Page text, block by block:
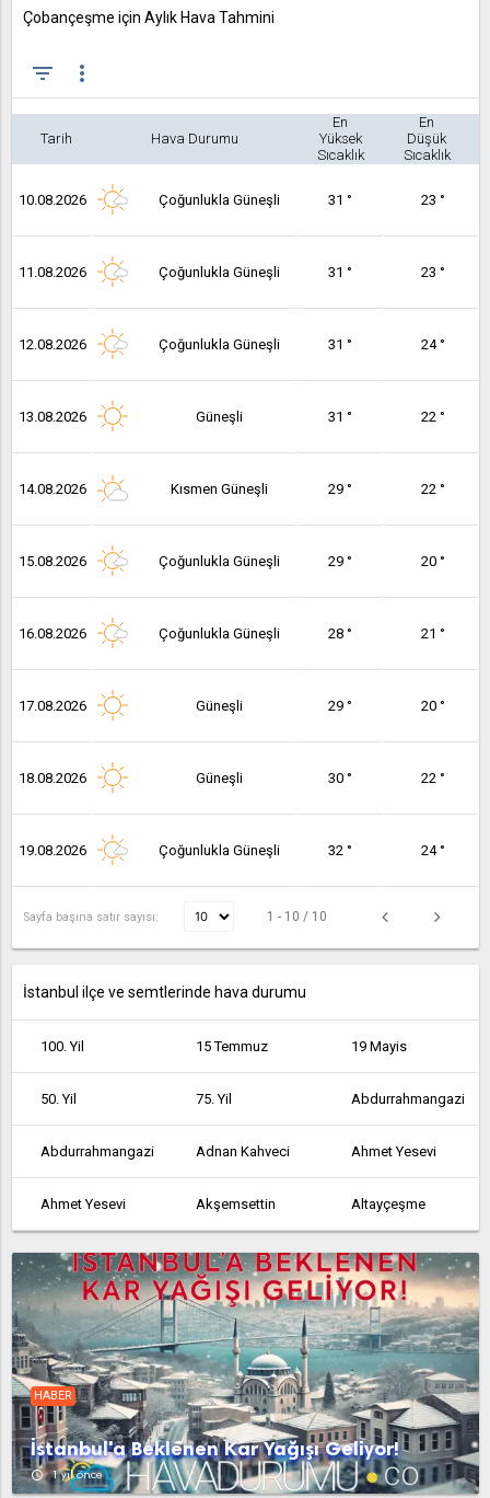
Çobançeşme için Aylık Hava Tahmini
filter_list more_vert
Tarih Hava Durumu
En
Yüksek
Sıcaklık
En
Düşük
Sıcaklık
10.08.2026 Çoğunlukla Güneşli 31 ° 23 °
11.08.2026 Çoğunlukla Güneşli 31 ° 23 °
12.08.2026 Çoğunlukla Güneşli 31 ° 24 °
13.08.2026 Güneşli 31 ° 22 °
14.08.2026 Kısmen Güneşli 29 ° 22 °
15.08.2026 Çoğunlukla Güneşli 29 ° 20 °
16.08.2026 Çoğunlukla Güneşli 28 ° 21 °
17.08.2026 Güneşli 29 ° 20 °
18.08.2026 Güneşli 30 ° 22 °
19.08.2026 Çoğunlukla Güneşli 32 ° 24 °
Sayfa başına satır sayısı: 1 - 10 / 10
İstanbul ilçe ve semtlerinde hava durumu
100. Yil 15 Temmuz 19 Mayis
50. Yil 75. Yil Abdurrahmangazi
Abdurrahmangazi Adnan Kahveci Ahmet Yesevi
Ahmet Yesevi Akşemsettin Altayçeşme
Altinşehir Altintepe Altintepsi
Ambarli Armağanevler Atakent
Atalar Atatürk Atatürk
Atatürk Avcılar Ayazağa
Aydinli Bağcılar Bağlarbaşi
HABER
İstanbul'a Beklenen Kar Yağışı Geliyor!
access_time 1 yıl önce